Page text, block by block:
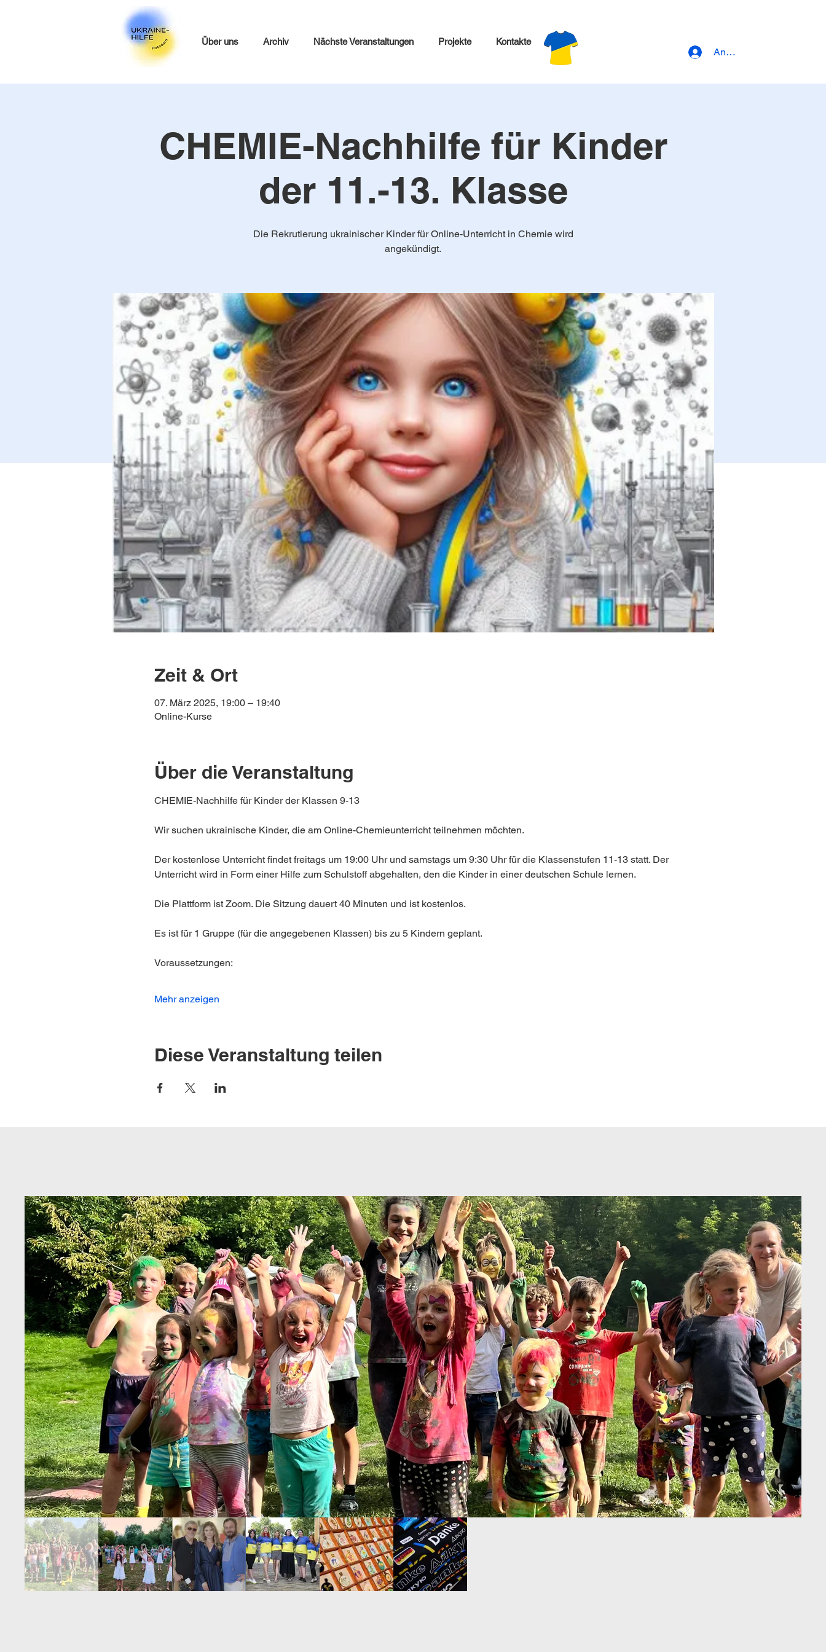
Über uns Archiv Nächste Veranstaltungen Projekte Kontakte
Anmeldung
CHEMIE-Nachhilfe für Kinder
der 11.-13. Klasse
Die Rekrutierung ukrainischer Kinder für Online-Unterricht in Chemie wird
angekündigt.
Zeit & Ort
07. März 2025, 19:00 – 19:40
Online-Kurse
Über die Veranstaltung
CHEMIE-Nachhilfe für Kinder der Klassen 9-13
Wir suchen ukrainische Kinder, die am Online-Chemieunterricht teilnehmen möchten.
Der kostenlose Unterricht findet freitags um 19:00 Uhr und samstags um 9:30 Uhr für die Klassenstufen 11-13 statt. Der
Unterricht wird in Form einer Hilfe zum Schulstoff abgehalten, den die Kinder in einer deutschen Schule lernen.
Die Plattform ist Zoom. Die Sitzung dauert 40 Minuten und ist kostenlos.
Es ist für 1 Gruppe (für die angegebenen Klassen) bis zu 5 Kindern geplant.
Voraussetzungen:
Mehr anzeigen
Diese Veranstaltung teilen